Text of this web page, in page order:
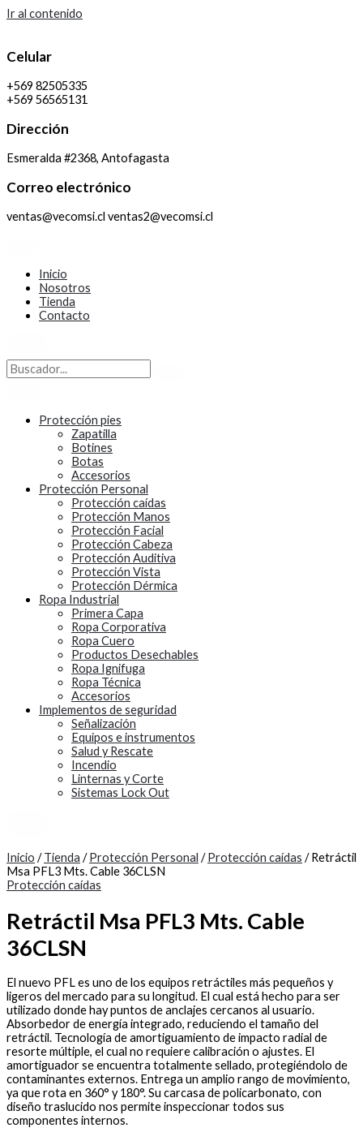
Ir al contenido
Celular
+569 82505335
+569 56565131
Dirección
Esmeralda #2368, Antofagasta
Correo electrónico
ventas@vecomsi.cl ventas2@vecomsi.cl
Inicio
Nosotros
Tienda
Contacto
Protección pies
Zapatilla
Botines
Botas
Accesorios
Protección Personal
Protección caídas
Protección Manos
Protección Facial
Protección Cabeza
Protección Auditiva
Protección Vista
Protección Dérmica
Ropa Industrial
Primera Capa
Ropa Corporativa
Ropa Cuero
Productos Desechables
Ropa Ignifuga
Ropa Técnica
Accesorios
Implementos de seguridad
Señalización
Equipos e instrumentos
Salud y Rescate
Incendio
Linternas y Corte
Sistemas Lock Out
Inicio /Tienda /Protección Personal /Protección caídas / Retráctil
Msa PFL3 Mts. Cable 36CLSN
Protección caídas
Retráctil Msa PFL3 Mts. Cable
36CLSN
El nuevo PFL es uno de los equipos retráctiles más pequeños y
ligeros del mercado para su longitud. El cual está hecho para ser
utilizado donde hay puntos de anclajes cercanos al usuario.
Absorbedor de energía integrado, reduciendo el tamaño del
retráctil. Tecnología de amortiguamiento de impacto radial de
resorte múltiple, el cual no requiere calibración o ajustes. El
amortiguador se encuentra totalmente sellado, protegiéndolo de
contaminantes externos. Entrega un amplio rango de movimiento,
ya que rota en 360° y 180°. Su carcasa de policarbonato, con
diseño traslucido nos permite inspeccionar todos sus
componentes internos.